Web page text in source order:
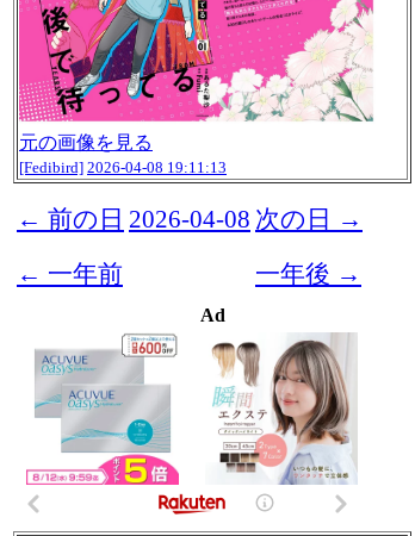
元の画像を見る
[Fedibird] 2026-04-08 19:11:13
← 前の日 2026-04-08 次の日 →
← 一年前
一年後 →
Ad